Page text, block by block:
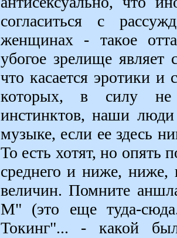
согласиться с
женщинах - такое
убогое зрелище являет
что касается эротики и
которых, в силу не
инстинктов, наши
музыке, если ее здесь
То есть хотят, но опять
среднего и ниже, ниже,
величин. Помните
М" (это еще туда-
Токинг"... - какой